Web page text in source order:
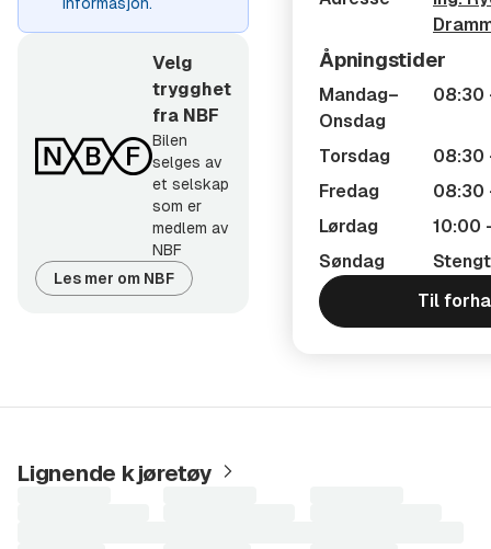
Utfyllende informasjon om dekning og månedspris for
Santander Utvidet Garanti finner du her:
https://www.santanderconsumer.no/forsikring/
Åpningstider;
Man-Ons 08:30-17:00
Torsdag 08:30-19:00
Besøksadresse: Ingeniør Rybergs Gate 96
tidligere Albjerk Bil Drammen.
Velg
trygghet
fra NBF
Bilen
selges av
et selskap
som er
medlem av
NBF
Les mer om NBF
Åpningstider
Mandag–
Onsdag
08:30
Torsdag
08:30
Fredag
08:30
Lørdag
10:00
Søndag
Stengt
Til
Lignende kjøretøy